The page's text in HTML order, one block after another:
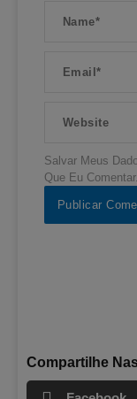
Salvar Meus
Que Eu Comentar.
Compartilhe